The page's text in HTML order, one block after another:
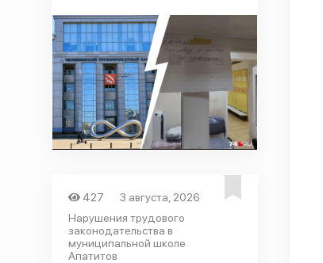
427
3 августа, 2026
Нарушения трудового
законодательства в
муниципальной школе
Апатитов